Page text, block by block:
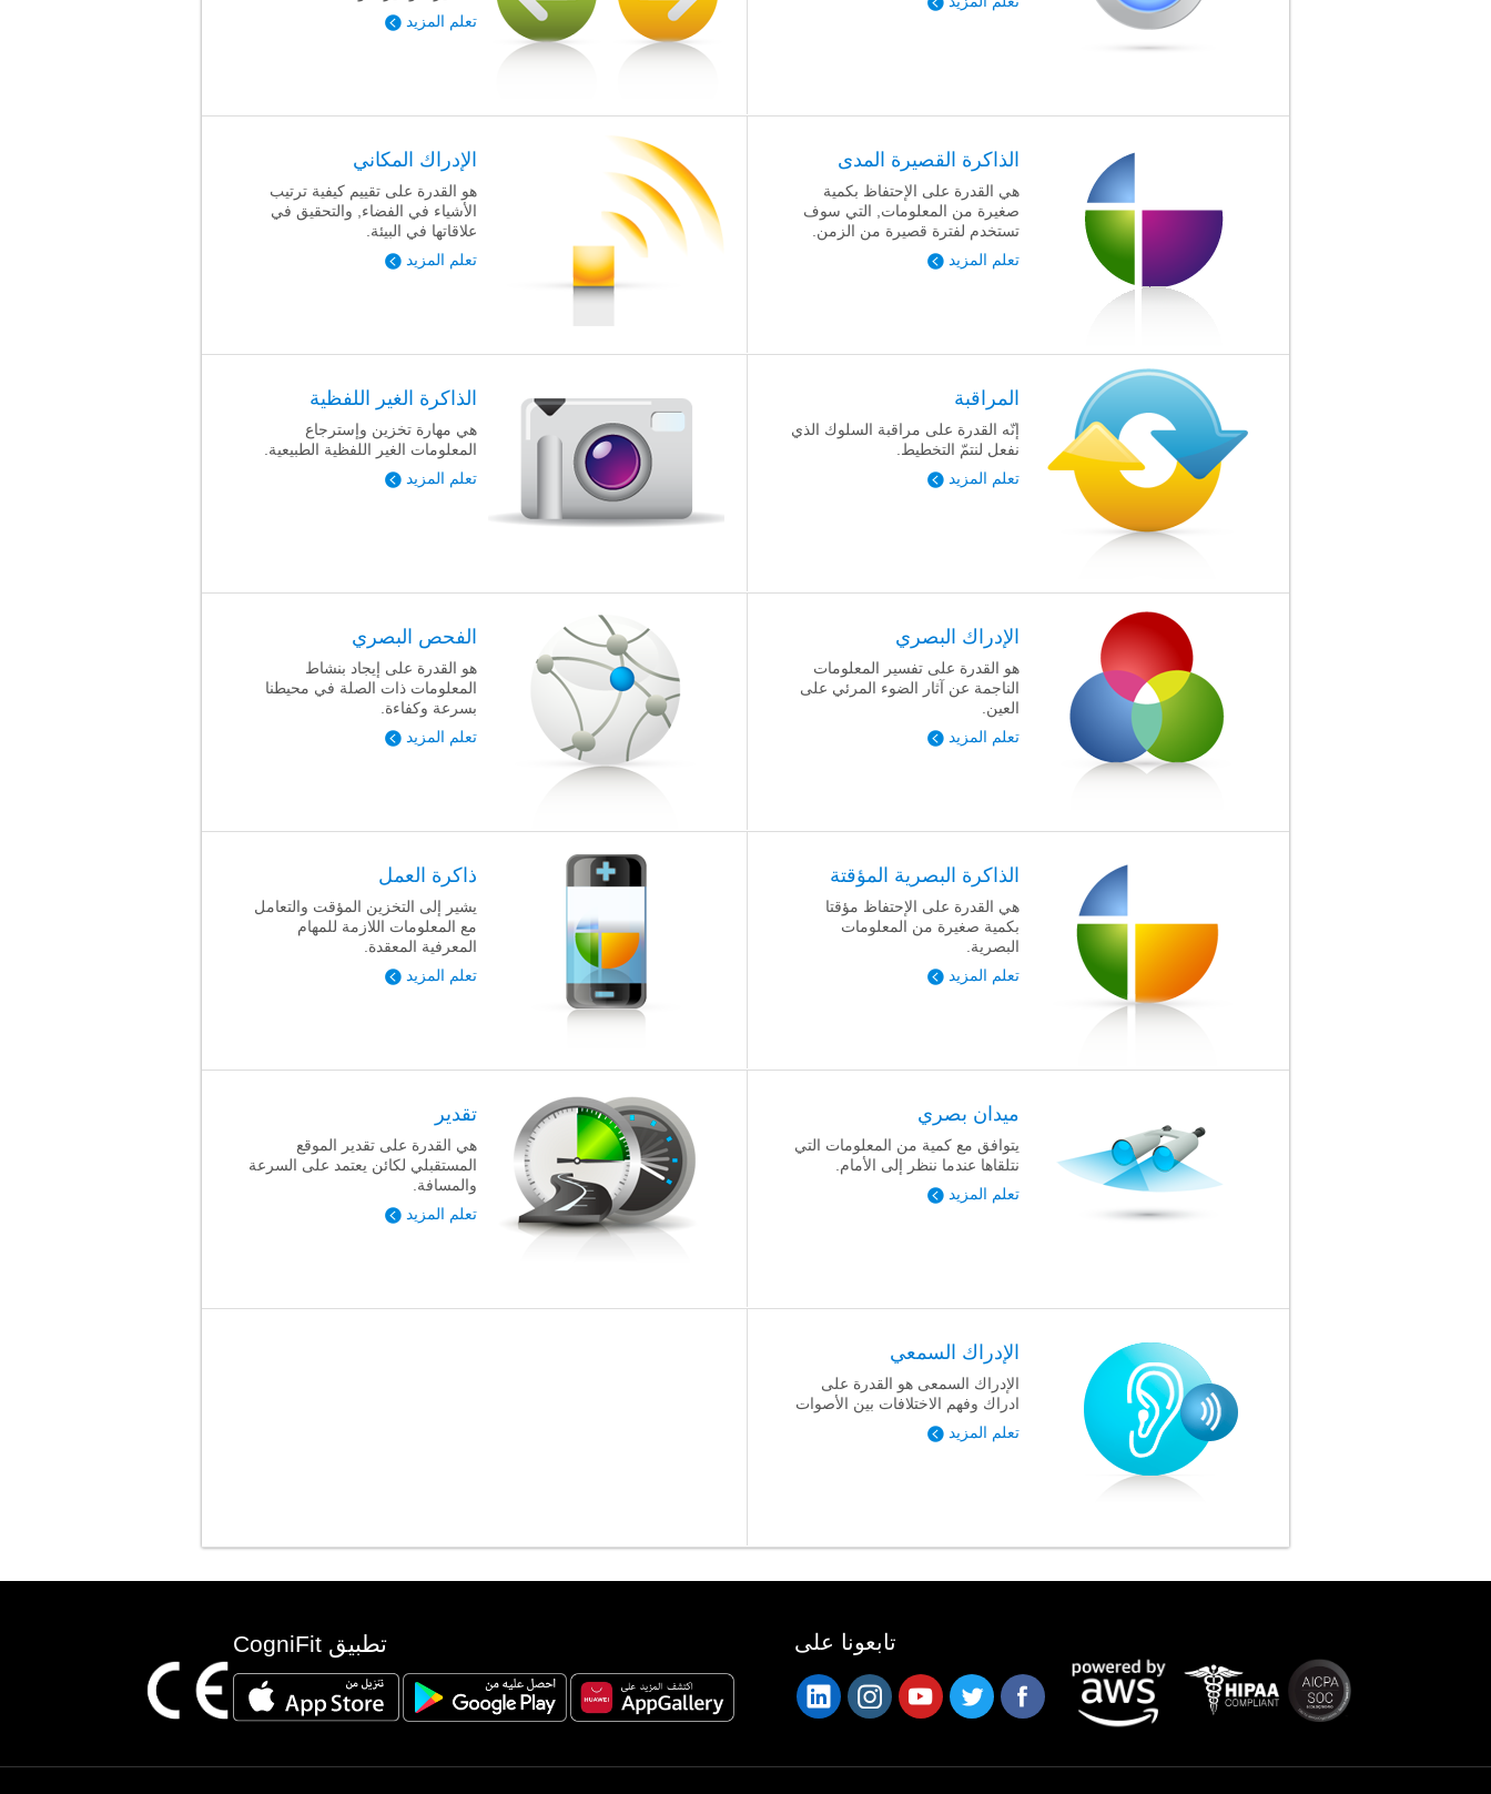
تعلم المزيد
الذاكرة القصيرة المدى
هي القدرة على الإحتفاظ بكمية
صغيرة من المعلومات, التي سوف
تستخدم لفترة قصيرة من الزمن.
تعلم المزيد
الإدراك المكاني
هو القدرة على تقييم كيفية ترتيب
الأشياء في الفضاء, والتحقيق في
علاقاتها في البيئة.
تعلم المزيد
المراقبة
إنّه القدرة على مراقبة السلوك الذي
نفعل لنتمّ التخطيط.
تعلم المزيد
الذاكرة الغير اللفظية
هي مهارة تخزين وإسترجاع
المعلومات الغير اللفظية الطبيعية.
تعلم المزيد
الإدراك البصري
هو القدرة على تفسير المعلومات
الناجمة عن آثار الضوء المرئي على
العين.
تعلم المزيد
الفحص البصري
هو القدرة على إيجاد بنشاط
المعلومات ذات الصلة في محيطنا
بسرعة وكفاءة.
تعلم المزيد
الذاكرة البصرية المؤقتة
هي القدرة على الإحتفاظ مؤقتا
بكمية صغيرة من المعلومات
البصرية.
تعلم المزيد
ذاكرة العمل
يشير إلى التخزين المؤقت والتعامل
مع المعلومات اللازمة للمهام
المعرفية المعقدة.
تعلم المزيد
ميدان بصري
يتوافق مع كمية من المعلومات التي
نتلقاها عندما ننظر إلى الأمام.
تعلم المزيد
تقدير
هي القدرة على تقدير الموقع
المستقبلي لكائن يعتمد على السرعة
والمسافة.
تعلم المزيد
الإدراك السمعي
الإدراك السمعى هو القدرة على
ادراك وفهم الاختلافات بين الأصوات
تعلم المزيد
تطبيق CogniFit تابعونا على